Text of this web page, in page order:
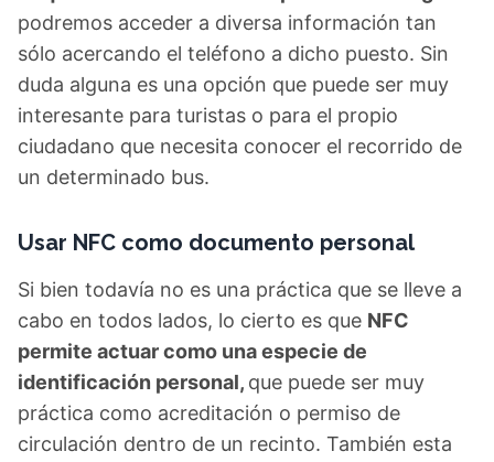
podremos acceder a diversa información tan
sólo acercando el teléfono a dicho puesto. Sin
duda alguna es una opción que puede ser muy
interesante para turistas o para el propio
ciudadano que necesita conocer el recorrido de
un determinado bus.
Usar NFC como documento personal
Si bien todavía no es una práctica que se lleve a
cabo en todos lados, lo cierto es que NFC
permite actuar como una especie de
identificación personal, que puede ser muy
práctica como acreditación o permiso de
circulación dentro de un recinto. También esta